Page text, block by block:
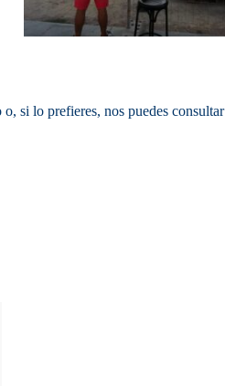
si lo prefieres, nos puedes consultar